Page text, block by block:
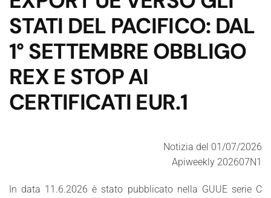
STATI DEL PACIFICO: DAL
1° SETTEMBRE OBBLIGO
REX E STOP AI
CERTIFICATI EUR.1
Notizia del 01/07/2026
Apiweekly 202607N1
In data 11.6.2026 è stato pubblicato nella GUUE serie C